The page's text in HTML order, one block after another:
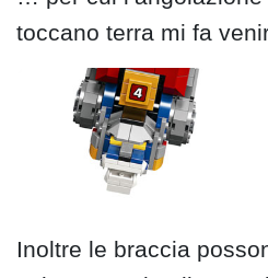
toccano terra mi fa
Inoltre le braccia